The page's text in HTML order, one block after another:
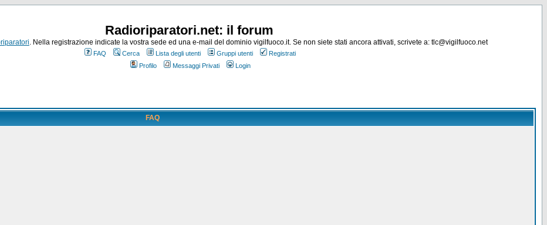
Radioriparatori.net: il forum
. Nella registrazione indicate la vostra sede ed una e-mail del dominio vigilfuoco.it. Se non siete stati ancora attivati, scrivete a: tlc@vigilfuoco.net
FAQ Cerca Lista degli utenti Gruppi utenti
Registrati
Profilo
Messaggi Privati Login
FAQ